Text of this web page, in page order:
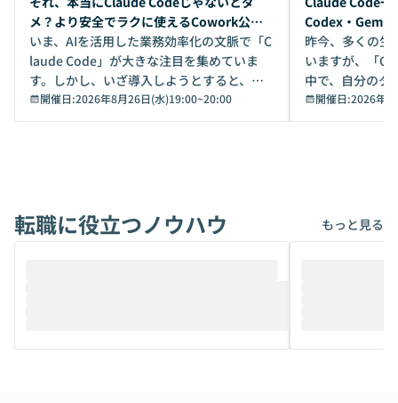
メ？より安全でラクに使えるCowork公開
デモ
いま、AIを活用した業務効率化の文脈で「C
laude Code」が大きな注目を集めていま
す。しかし、いざ導入しようとすると、セ
キュリティ面の懸念や権限管理のハードル
から、気軽に使えないケースも多いのでは
けでなく、想像以上の範囲まで自動化でき
ることは、まだあまり知られていません。
メルカリでの判断基準をもとに「なぜClau
開催日:2026年8月26日(水)19:00~20:00
Codex・
昨今、多くの生
いますが、「
中で、自分のタ
いいのか」を自
か？ 「なんとなく誰かが良いと言っていた
は、評判では
ているAIを選ぶこ
それぞれの本当
開催日:2026年8
転職に役立つノウハウ もっと見る